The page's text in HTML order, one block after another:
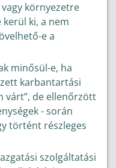
környezetre
ki, a nem
e a
minősül-e, ha
karbantartási
várt”, de ellenőrzött
- során
történt részleges
szolgáltatási